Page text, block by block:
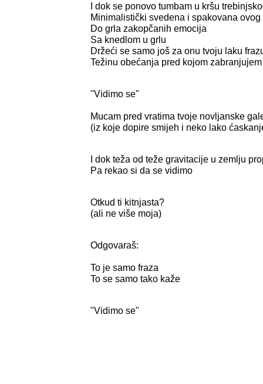
I dok se ponovo tumbam u kršu
Minimalistički svedena i spakovana ovog
Do grla zakopčanih emocija
Sa knedlom u grlu
Držeći se samo još za onu tvoju laku
Težinu obećanja pred kojom
''Vidimo se"
Mucam pred vratima tvoje novljanske
(iz koje dopire smijeh i neko lako
I dok teža od teže gravitacije u zemlju
Pa rekao si da se vidimo
Otkud ti kitnjasta?
(ali ne više moja)
Odgovaraš:
To je samo fraza
To se samo tako kaže
''Vidimo se"